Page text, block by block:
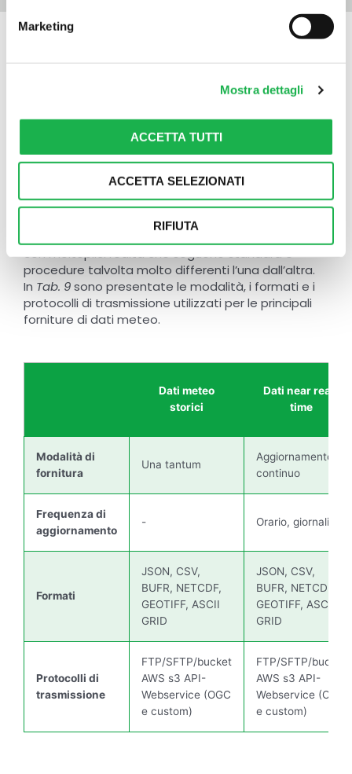
Marketing
Mostra dettagli
ACCETTA TUTTI
ACCETTA SELEZIONATI
RIFIUTA
PROTOCOLLI DI TRASMISSIONE
DATI METEO
Hypermeteo si configura come il servizio che
sistemi che li integrano in processi e procedure di
terze parti. Per fare ciò, esso deve garantire
un’ampia gamma di formati e di modalità di
con molteplici realtà che seguono standard e
procedure talvolta molto differenti l’una dall’altra.
In Tab. 9sono presentate le modalità, i formati e i
protocolli di trasmissione utilizzati per le principali
forniture di dati meteo.
Dati meteo
storici
Dati near real-
time
Modalità di
fornitura
Una tantum
Aggiornamento
continuo
Frequenza di
aggiornamento
- Orario, giornaliero
Formati
JSON, CSV,
BUFR, NETCDF,
GEOTIFF, ASCII
GRID
JSON, CSV,
BUFR, NETCDF,
GEOTIFF, ASCII
GRID
Protocolli di
trasmissione
FTP/SFTP/bucket
AWS s3 API-
Webservice (OGC
e custom)
FTP/SFTP/bucket
AWS s3 API-
Webservice (OGC
e custom)